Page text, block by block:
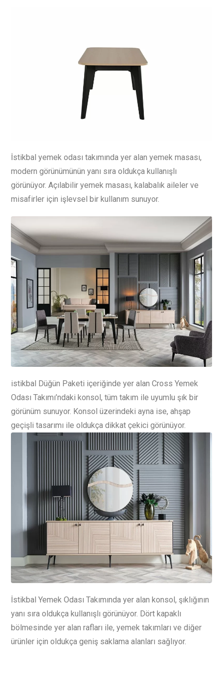
İstikbal yemek odası takımında yer alan yemek masası,
modern görünümünün yanı sıra oldukça kullanışlı
görünüyor. Açılabilir yemek masası, kalabalık aileler ve
misafirler için işlevsel bir kullanım sunuyor.
istikbal Düğün Paketi içeriğinde yer alan Cross Yemek
Odası Takımı’ndaki konsol, tüm takım ile uyumlu şık bir
görünüm sunuyor. Konsol üzerindeki ayna ise, ahşap
geçişli tasarımı ile oldukça dikkat çekici görünüyor.
İstikbal Yemek Odası Takımında yer alan konsol, şıklığının
yanı sıra oldukça kullanışlı görünüyor. Dört kapaklı
bölmesinde yer alan rafları ile, yemek takımları ve diğer
ürünler için oldukça geniş saklama alanları sağlıyor.